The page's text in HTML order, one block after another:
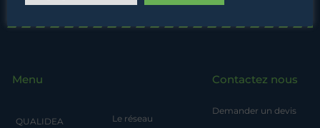
Menu
QUALIDEA Le réseau
Contactez nous
Demander un devis